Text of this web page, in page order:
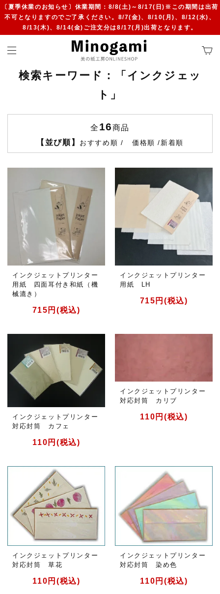
〔夏季休業のお知らせ〕休業期間：8/8(土)～8/17(日)※この期間は出荷
不可となりますのでご了承ください。8/7(金)、8/10(月)、8/12(水)、
8/13(木)、8/14(金)ご注文分は8/17(月)出荷となります。
検索キーワード：「インクジェッ
ト」
全 16商品
【並び順】 おすすめ順 価格順 新着順
インクジェットプリンター
用紙 四面耳付き和紙（機
械漉き）
715円(税込)
インクジェットプリンター
用紙 LH
715円(税込)
インクジェットプリンター
対応封筒 カフェ
110円(税込)
インクジェットプリンター
対応封筒 カリブ
110円(税込)
インクジェットプリンター
対応封筒 草花
110円(税込)
インクジェットプリンター
対応封筒 染め色
110円(税込)